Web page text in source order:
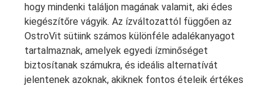
hogy mindenki találjon magának valamit, aki édes
kiegészítőre vágyik. Az ízváltozattól függően az
OstroVit sütiink számos különféle adalékanyagot
tartalmaznak, amelyek egyedi ízminőséget
biztosítanak számukra, és ideális alternatívát
jelentenek azoknak, akiknek fontos ételeik értékes